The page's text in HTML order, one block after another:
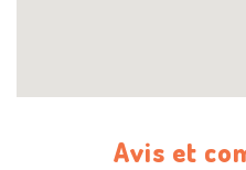
Avis et